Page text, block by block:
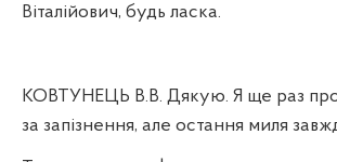
Віталійович, будь ласка.
КОВТУНЕЦЬ В.В. Дякую. Я ще раз
за запізнення, але остання миля